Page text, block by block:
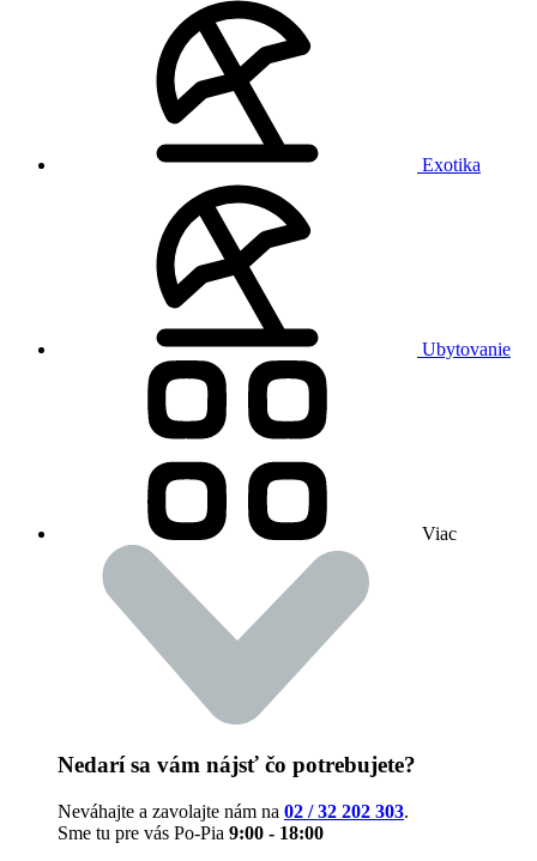
Exotika
Ubytovanie
Viac
Nedarí sa vám nájsť čo potrebujete?
Neváhajte a zavolajte nám na 02 / 32 202 303.
Sme tu pre vás Po-Pia 9:00 - 18:00